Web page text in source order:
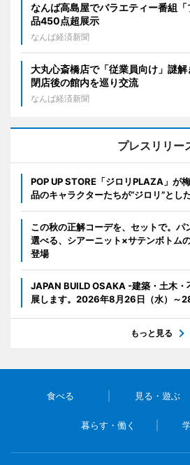
なんば高島屋でバラエティー番組
品450点超展示
なんば経済新聞
大丸心斎橋店で「従業員向け」謎
閉店後の館内を巡り交流
なんば経済新聞
プレスリリー
POP UP STORE「ジロリPLAZA」が
品のキャラクターたちが“ジロリ”とし
この秋の正解コーデを、セットで。パ
選べる、シアーニット×サテンボトム
登場
JAPAN BUILD OSAKA -建築・土木・
展します。2026年8月26日（水）～28
もっと見る
食べる 見る・遊ぶ
暮らす・働く